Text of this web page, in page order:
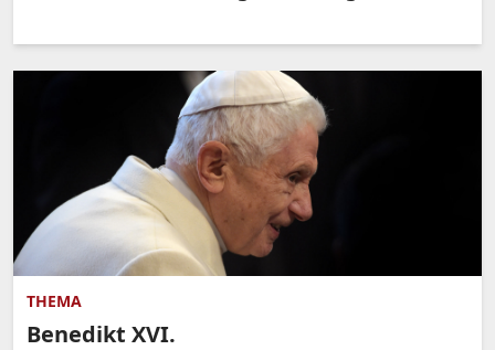
THEMA
Benedikt XVI.